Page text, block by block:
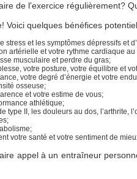
de l'exercice régulièrement?
Voici quelques bénéfices
stress et les symptômes dépressifs et
artérielle et votre rythme cardiaque au
musculaire et perdre du gras;
votre posture, votre équilibre et
votre degré d’énergie et votre
osseuse;
et votre estime de vous;
athlétique;
type II, les douleurs au dos, l’arthrite,
votre santé et votre sentiment de
appel à un entraîneur